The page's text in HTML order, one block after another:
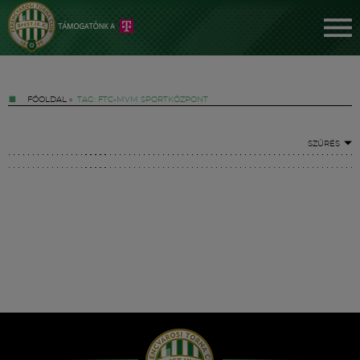
FŐOLDAL » TAG: FTC-MVM SPORTKÖZPONT
SZŰRÉS
Hírek